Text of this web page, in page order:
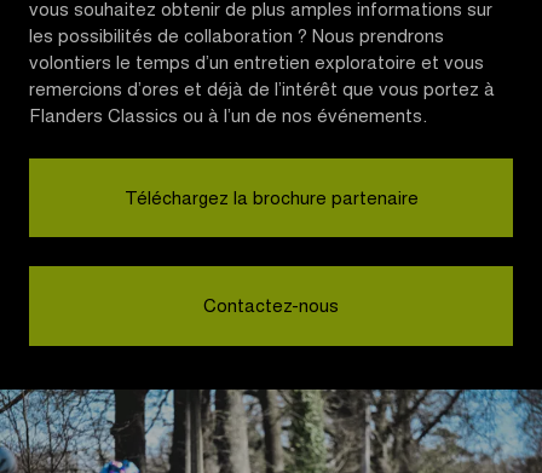
vous souhaitez obtenir de plus amples informations sur
les possibilités de collaboration ? Nous prendrons
volontiers le temps d’un entretien exploratoire et vous
remercions d’ores et déjà de l’intérêt que vous portez à
Flanders Classics ou à l’un de nos événements.
Téléchargez la brochure partenaire
Contactez-nous